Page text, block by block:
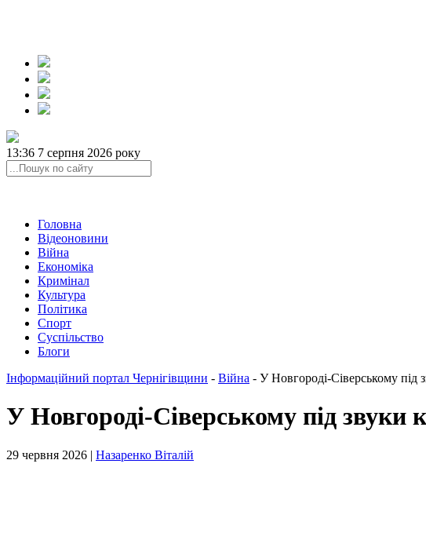
13:36 7 серпня 2026 року
Головна
Відеоновини
Війна
Економіка
Кримінал
Культура
Політика
Спорт
Суспільство
Блоги
Інформаційний портал Чернігівщини - Війна - У Новгороді-Сіверському
У Новгороді-Сіверському під
29 червня 2026 | Назаренко Віталій